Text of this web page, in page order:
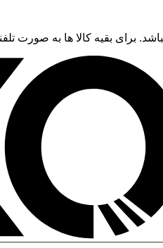
برای بقیه کالا ها به صورت